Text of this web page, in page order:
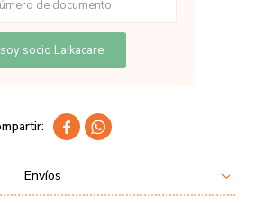
soy socio Laikacare
 
Envíos